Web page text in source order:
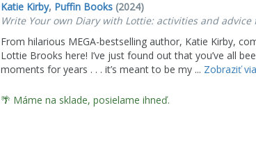
Katie Kirby, Puffin Books(2024)
Write Your own Diary with Lottie: activities and
From hilarious MEGA-bestselling author, Katie Kirby,
Lottie Brooks here! I’ve just found out that you’ve all
moments for years . . . it’s meant to be my ... Zobraziť
🌴 Máme na sklade, posielame ihneď.